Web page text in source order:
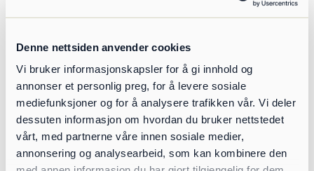
Denne nettsiden anvender cookies
Vi bruker informasjonskapsler for å gi innhold og
annonser et personlig preg, for å levere sosiale
mediefunksjoner og for å analysere trafikken vår. Vi deler
dessuten informasjon om hvordan du bruker nettstedet
vårt, med partnerne våre innen sosiale medier,
annonsering og analysearbeid, som kan kombinere den
Keestrack, Sandvik, Telestack och Rapid. På den
McQuaid och Rammer.
Dessutom erbjuder vi heltäckande service- och
reparationstjänster både i fält och i vår moderna
verkstad.
Vi förstår också vikten av finansiering, därför